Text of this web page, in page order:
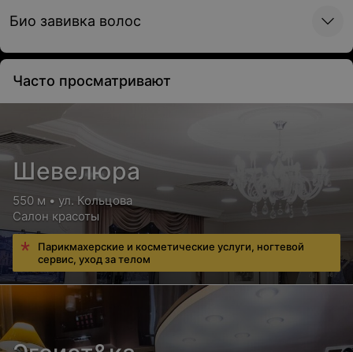
Био завивка волос
Часто просматривают
Шевелюра
550 м • ул. Кольцова
Салон красоты
Парикмахерские и косметические услуги, ногтевой
сервис, уход за телом